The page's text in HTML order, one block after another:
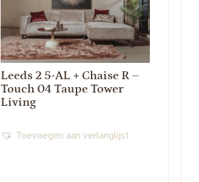
Leeds 2 5-AL + Chaise R –
Touch 04 Taupe Tower
Living
Toevoegen aan verlanglijst